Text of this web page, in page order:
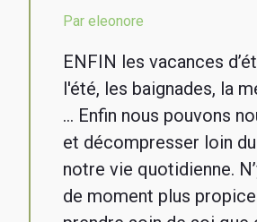
Par eleonore
ENFIN les vacances
l'été, les baignades, la
... Enfin nous pouvons
et décompresser loin
notre vie quotidienne.
de moment plus